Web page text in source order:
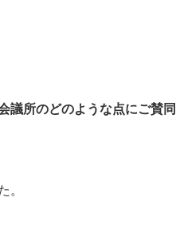
所のどのような点にご賛
。